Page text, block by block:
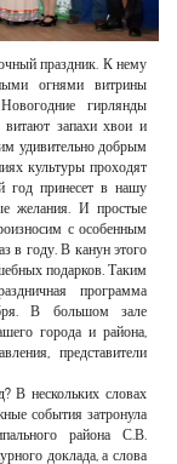
праздник. К нему
огнями витрины
гирлянды
запахи хвои и
удивительно добрым
культуры проходят
год принесет в нашу
желания. И простые
с особенным
в году. В канун этого
подарков. Таким
программа
В большом зале
города и района,
представители
В нескольких словах
события затронула
района С.В.
доклада, а слова